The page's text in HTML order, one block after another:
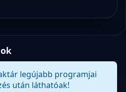
legújabb programjai
után láthatóak!